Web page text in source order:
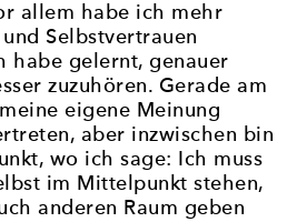
allem habe ich mehr
Selbstvertrauen
habe gelernt, genauer
zuzuhören. Gerade am
eigene Meinung
aber inzwischen bin
wo ich sage: Ich muss
im Mittelpunkt stehen,
anderen Raum geben